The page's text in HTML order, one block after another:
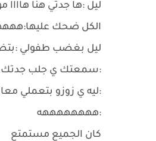
ليل :ها جدتي هنا هاااا
الكل ضحك
ليل بغضب طفولي
:سمعتك ي جلب جدتك
:ليه ي زوزو بتعملي معايا
:ههههههههه
كان الجميع مستمتع